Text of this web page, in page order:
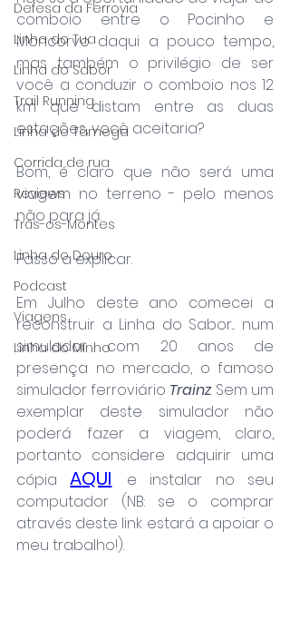
Defesa da Ferrovia
Linha do Tua
Linha do Sabor
Trail Running
Linha do Tâmega
Corrida de rua
Reviews
Trás-os-Montes
Linha do Douro
Podcast
Viagens
Linha do Minho
comboio entre o Pocinho e
Moncorvo daqui a pouco tempo,
mas também o privilégio de ser
você a conduzir o comboio nos 12
km que distam entre as duas
estações, você aceitaria?
Bom, é claro que não será uma
viagem no terreno - pelo menos
não para já.
Passo a explicar.
Em Julho deste ano comecei a
reconstruir a Linha do Sabor... num
simulador com 20 anos de
presença no mercado, o famoso
simulador ferroviário Trainz. Sem um
exemplar deste simulador não
poderá fazer a viagem, claro,
portanto considere adquirir uma
cópia AQUI
e instalar no seu
computador (NB: se o comprar
através deste link estará a apoiar o
meu trabalho!).